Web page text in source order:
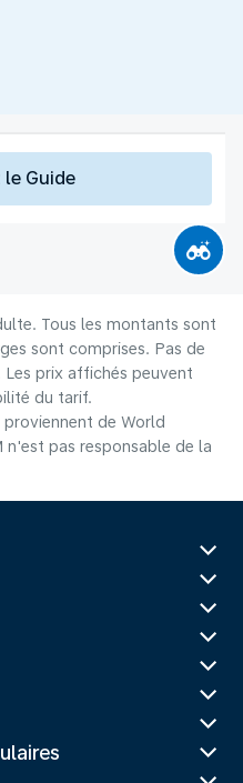
le Guide
Tous les montants sont
sont comprises. Pas de
prix affichés peuvent
du tarif.
de World
n'est pas responsable de la